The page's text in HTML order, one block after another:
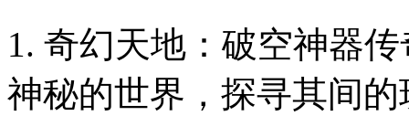
1. 奇幻天地：破空神器
神秘的世界，探寻其间